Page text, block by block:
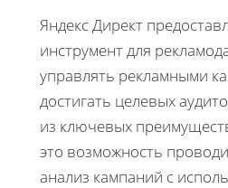
Яндекс Директ
инструмент для
управлять рекламными
достигать целевых
из ключевых
это возможность
анализ кампаний с